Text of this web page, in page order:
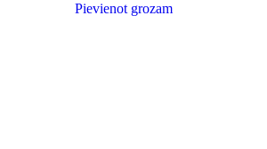
Pievienot grozam